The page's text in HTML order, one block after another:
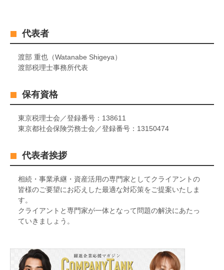
代表者
渡部 重也（Watanabe Shigeya）
渡部税理士事務所代表
保有資格
東京税理士会／登録番号：138611
東京都社会保険労務士会／登録番号：13150474
代表者挨拶
相続・事業承継・資産活用の専門家としてクライアントの
皆様のご要望にお応えした最適な対応策をご提案いたしま
す。
クライアントと専門家が一体となって問題の解決にあたっ
ていきましょう。